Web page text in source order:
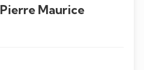
Pierre Maurice